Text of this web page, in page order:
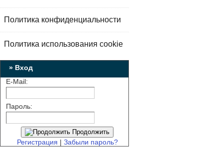
Политика конфиденциальности
Политика использования cookie
» Вход
E-Mail:
Пароль:
Продолжить
Регистрация | Забыли пароль?